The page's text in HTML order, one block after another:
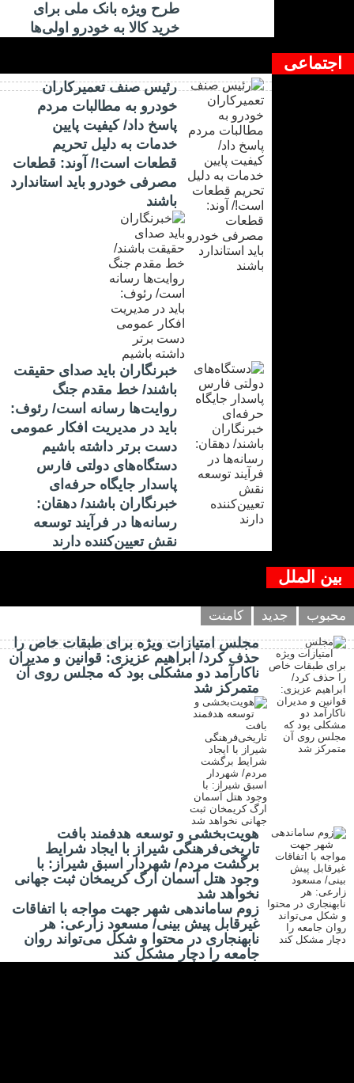
طرح ویژه بانک ملی برای
خرید کالا به خودرو اولی‌ها
اجتماعی
رئیس صنف تعمیرکاران
خودرو به مطالبات مردم
پاسخ داد/ کیفیت پایین
خدمات به دلیل تحریم
قطعات است!/ آوند: قطعات
مصرفی خودرو باید استاندارد
باشند
خبرنگاران باید صدای حقیقت
باشند/ خط مقدم جنگ
روایت‌ها رسانه است/ رئوف:
باید در مدیریت افکار عمومی
دست برتر داشته باشیم
دستگاه‌های دولتی فارس
پاسدار جایگاه حرفه‌ای
خبرنگاران باشند/ دهقان:
رسانه‌ها در فرآیند توسعه
نقش تعیین‌کننده دارند
بین الملل
محبوب جدید کامنت
مجلس امتیازات ویژه برای طبقات خاص را
حذف کرد/ ابراهیم عزیزی: قوانین و مدیران
ناکارآمد دو مشکلی بود که مجلس روی آن
متمرکز شد
هویت‌بخشی و توسعه هدفمند بافت
تاریخی‌فرهنگی شیراز با ایجاد شرایط
برگشت مردم/ شهردار اسبق شیراز: با
وجود هتل آسمان ارگ کریمخان ثبت جهانی
نخواهد شد
زوم ساماندهی شهر جهت مواجه با اتفاقات
غیرقابل پیش بینی/ مسعود زارعی: هر
نابهنجاری در محتوا و شکل می‌تواند روان
جامعه را دچار مشکل کند